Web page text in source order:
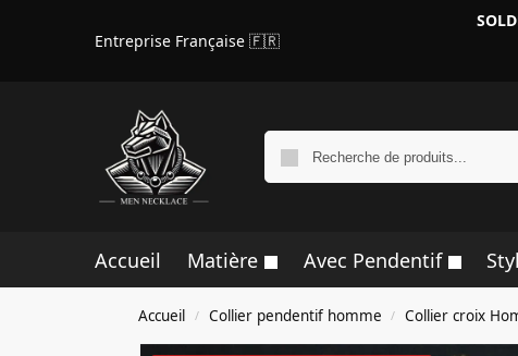
Entreprise Française 🇫🇷
Accueil Matière Avec Pendentif
Accueil / Collier pendentif homme / Collier croix